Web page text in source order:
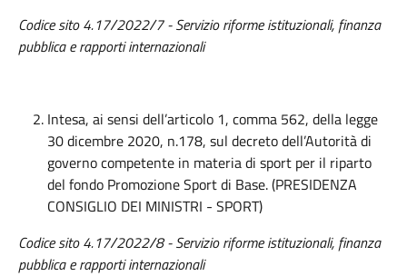
Codice sito 4.17/2022/7 - Servizio riforme istituzionali, finanza
pubblica e rapporti internazionali
Intesa, ai sensi dell’articolo 1, comma 562, della legge
30 dicembre 2020, n.178, sul decreto dell’Autorità di
governo competente in materia di sport per il riparto
del fondo Promozione Sport di Base. (PRESIDENZA
CONSIGLIO DEI MINISTRI - SPORT)
Codice sito 4.17/2022/8 - Servizio riforme istituzionali, finanza
pubblica e rapporti internazionali